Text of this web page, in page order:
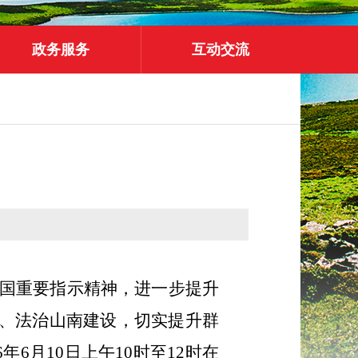
政务服务 互动交流
重要指示精神，进一步提升
法治山南建设，切实提升群
年6月 10 日上午10时至12时在